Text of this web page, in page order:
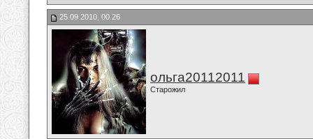
25.09.2010, 00:26
ольга20112011
Старожил